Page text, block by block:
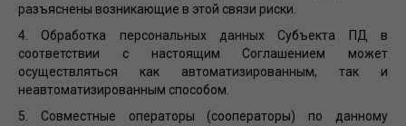
разъяснены возникающие в этой связи риски.
4. Обработка персональных данных Субъекта ПД в
соответствии с настоящим Соглашением может
осуществляться как автоматизированным, так и
неавтоматизированным способом.
5. Совместные операторы (сооператоры) по данному